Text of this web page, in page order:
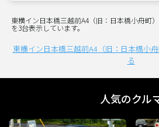
東横イン日本橋三越前A4（旧：日本橋小舟町
を3台表示しています。
東横イン日本橋三越前A4（旧：日本橋小
る
人気のクル